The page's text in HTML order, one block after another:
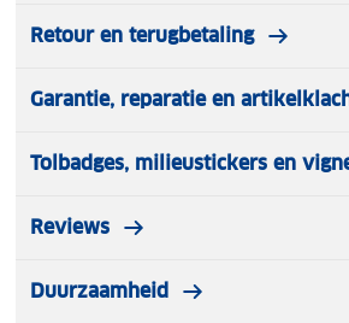
Retour en terugbetaling
Garantie, reparatie en
Tolbadges, milieustickers en
Reviews
Duurzaamheid